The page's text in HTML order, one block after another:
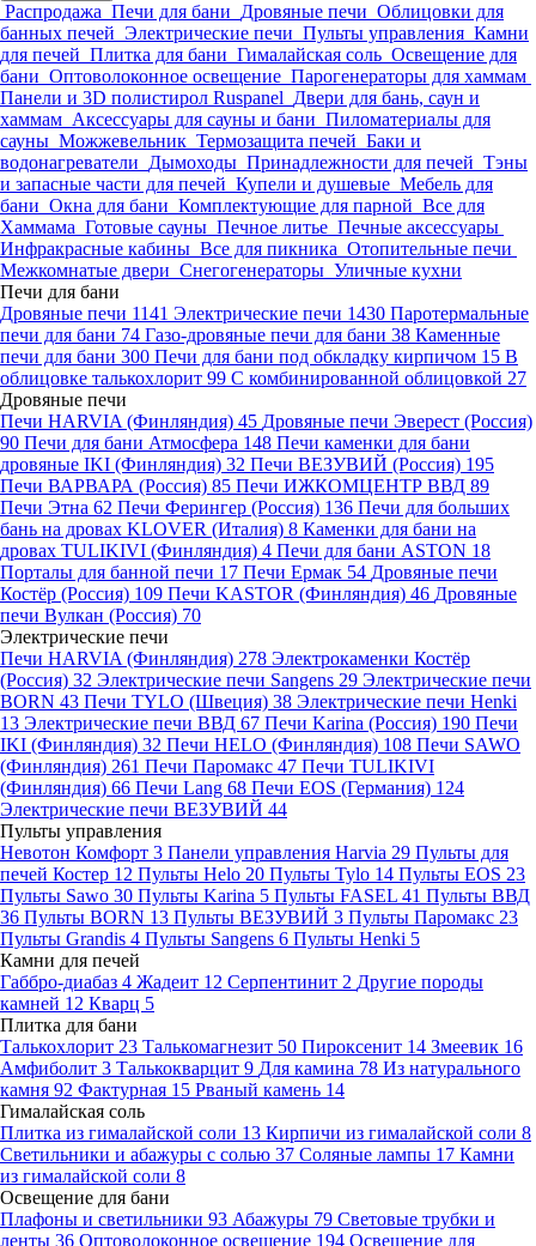
Распродажа Печи для бани Дровяные печи Облицовки для
банных печей Электрические печи Пульты управления Камни
для печей Плитка для бани Гималайская соль Освещение для
бани Оптоволоконное освещение Парогенераторы для хаммам
Панели и 3D полистирол Ruspanel Двери для бань, саун и
хаммам Аксессуары для сауны и бани Пиломатериалы для
сауны Можжевельник Термозащита печей Баки и
водонагреватели Дымоходы Принадлежности для печей Тэны
и запасные части для печей Купели и душевые Мебель для
бани Окна для бани Комплектующие для парной Все для
Хаммама Готовые сауны Печное литье Печные аксессуары
Инфракрасные кабины Все для пикника Отопительные печи
Межкомнатые двери Снегогенераторы Уличные кухни
Печи для бани
Дровяные печи 1141 Электрические печи 1430 Паротермальные
печи для бани 74 Газо-дровяные печи для бани 38 Каменные
печи для бани 300 Печи для бани под обкладку кирпичом 15 В
облицовке талькохлорит 99 С комбинированной облицовкой 27
Дровяные печи
Печи HARVIA (Финляндия) 45 Дровяные печи Эверест (Россия)
90 Печи для бани Атмосфера 148 Печи каменки для бани
дровяные IKI (Финляндия) 32 Печи ВЕЗУВИЙ (Россия) 195
Печи ВАРВАРА (Россия) 85 Печи ИЖКОМЦЕНТР ВВД 89
Печи Этна 62 Печи Ферингер (Россия) 136 Печи для больших
бань на дровах KLOVER (Италия) 8 Каменки для бани на
дровах TULIKIVI (Финляндия) 4 Печи для бани ASTON 18
Порталы для банной печи 17 Печи Ермак 54 Дровяные печи
Костёр (Россия) 109 Печи KASTOR (Финляндия) 46 Дровяные
печи Вулкан (Россия) 70
Электрические печи
Печи HARVIA (Финляндия) 278 Электрокаменки Костёр
(Россия) 32 Электрические печи Sangens 29 Электрические печи
BORN 43 Печи TYLO (Швеция) 38 Электрические печи Henki
13 Электрические печи ВВД 67 Печи Karina (Россия) 190 Печи
IKI (Финляндия) 32 Печи HELO (Финляндия) 108 Печи SAWO
(Финляндия) 261 Печи Паромакс 47 Печи TULIKIVI
(Финляндия) 66 Печи Lang 68 Печи EOS (Германия) 124
Электрические печи ВЕЗУВИЙ 44
Пульты управления
Невотон Комфорт 3 Панели управления Harvia 29 Пульты для
печей Костер 12 Пульты Helo 20 Пульты Tylo 14 Пульты EOS 23
Пульты Sawo 30 Пульты Karina 5 Пульты FASEL 41 Пульты ВВД
36 Пульты BORN 13 Пульты ВЕЗУВИЙ 3 Пульты Паромакс 23
Пульты Grandis 4 Пульты Sangens 6 Пульты Henki 5
Камни для печей
Габбро-диабаз 4 Жадеит 12 Серпентинит 2 Другие породы
камней 12 Кварц 5
Плитка для бани
Талькохлорит 23 Талькомагнезит 50 Пироксенит 14 Змеевик 16
Амфиболит 3 Талькокварцит 9 Для камина 78 Из натурального
камня 92 Фактурная 15 Рваный камень 14
Гималайская соль
Плитка из гималайской соли 13 Кирпичи из гималайской соли 8
Светильники и абажуры с солью 37 Соляные лампы 17 Камни
из гималайской соли 8
Освещение для бани
Плафоны и светильники 93 Абажуры 79 Световые трубки и
ленты 36 Оптоволоконное освещение 194 Освещение для